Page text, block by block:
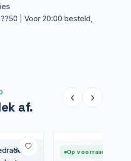
| Voor 20:00 besteld,
af.
‹ ›
Nieuw Op voorraad